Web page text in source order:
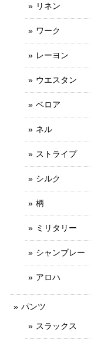
リネン
ワーク
レーヨン
ウエスタン
ベロア
ネル
ストライプ
シルク
柄
ミリタリー
シャンブレー
アロハ
パンツ
スラックス